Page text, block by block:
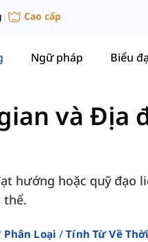
| Cao cấp
Ngữ pháp Biểu
và Địa
hướng hoặc quỹ đạo
thể.
Phân Loại
Tính Từ Về